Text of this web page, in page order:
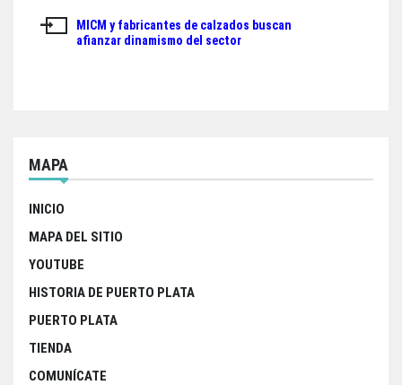
entradas
MICM y fabricantes de calzados buscan
afianzar dinamismo del sector
MAPA
INICIO
MAPA DEL SITIO
YOUTUBE
HISTORIA DE PUERTO PLATA
PUERTO PLATA
TIENDA
COMUNÍCATE